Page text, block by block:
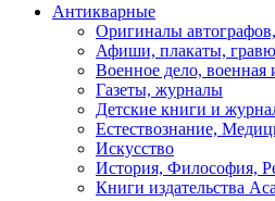
Антикварные
Оригиналы
Афиши, плакаты,
Военное дело, военная
Газеты, журналы
Детские книги и
Естествознание,
Искусство
История, Философия,
Книги издательства